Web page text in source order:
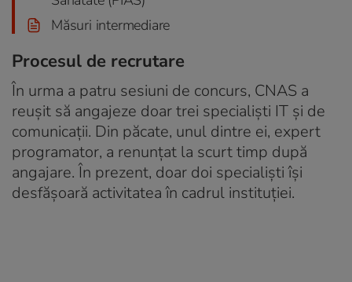
Măsuri intermediare
Procesul de recrutare
În urma a patru sesiuni de concurs, CNAS a
reușit să angajeze doar trei specialiști IT și de
comunicații. Din păcate, unul dintre ei, expert
programator, a renunțat la scurt timp după
angajare. În prezent, doar doi specialiști își
desfășoară activitatea în cadrul instituției.